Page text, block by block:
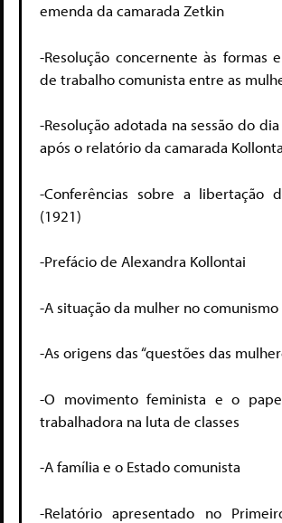
emenda da camarada Zetkin
-Resolução concernente às formas
de trabalho comunista entre as
-Resolução adotada na sessão do
após o relatório da camarada
-Conferências sobre a libertação
(1921)
-Prefácio de Alexandra Kollontai
-A situação da mulher no
-As origens das “questões das
-O movimento feminista e o
trabalhadora na luta de classes
-A família e o Estado comunista
-Relatório apresentado no